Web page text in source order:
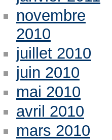
novembre
2010
juillet 2010
juin 2010
mai 2010
avril 2010
mars 2010